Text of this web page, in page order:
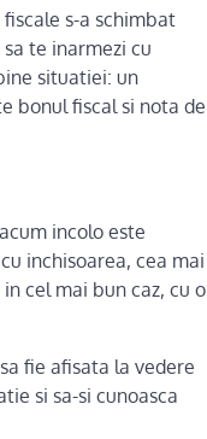
s-a schimbat
te inarmezi cu
situatiei: un
bonul fiscal si nota de
incolo este
inchisoarea, cea mai
cel mai bun caz, cu o
fie afisata la vedere
si sa-si cunoasca